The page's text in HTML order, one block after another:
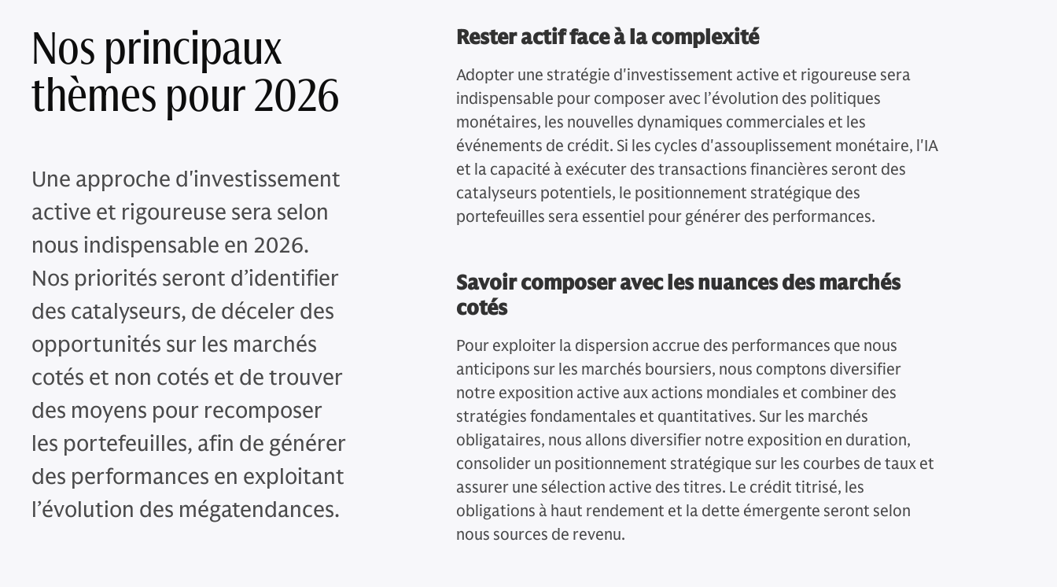
Nos principaux
thèmes pour 2026
Une approche d'investissement
active et rigoureuse sera selon
nous indispensable en 2026.
Nos priorités seront d’identifier
des catalyseurs, de déceler des
opportunités sur les marchés
cotés et non cotés et de trouver
des moyens pour recomposer
les portefeuilles, afin de générer
des performances en exploitant
l’évolution des mégatendances.
Rester actif face à la complexité
Adopter une stratégie d'investissement active et rigoureuse sera
indispensable pour composer avec l’évolution des politiques
monétaires, les nouvelles dynamiques commerciales et les
événements de crédit. Si les cycles d'assouplissement monétaire, l'IA
et la capacité à exécuter des transactions financières seront des
catalyseurs potentiels, le positionnement stratégique des
portefeuilles sera essentiel pour générer des performances.
Savoir composer avec les nuances des marchés
cotés
Pour exploiter la dispersion accrue des performances que nous
anticipons sur les marchés boursiers, nous comptons diversifier
notre exposition active aux actions mondiales et combiner des
stratégies fondamentales et quantitatives. Sur les marchés
obligataires, nous allons diversifier notre exposition en duration,
consolider un positionnement stratégique sur les courbes de taux et
assurer une sélection active des titres. Le crédit titrisé, les
obligations à haut rendement et la dette émergente seront selon
nous sources de revenu.